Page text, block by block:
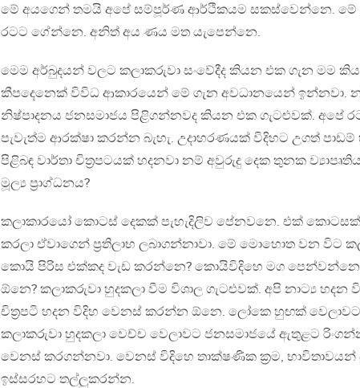
මේ අයගෙන් තමයි අපේ සම්පූර්ණ ආර්ථිකයම සකස්වෙන්නෙ. මේ
රටට ගේන්නෙ. අනිත් අය ණය මත යැපෙන්නෙ.
මෙම අර්බුදයන් වලට කලාකරුවා සංවේදීද කියන එක ගැන මම
කීපදෙනෙක් විවිධ ආකාරයෙන් මේ ගැන අවධානයෙන් ඉන්නවා.
නිෂ්පාදනය ජනසමාජය පිළිගන්නවද කියන එක ගැටළුවක්. අපේ
පැවැත්ම ආරක්ෂා කරන්න බැහැ. උදාහරණයක් විදිහට උගත් පාඩම්
පිළිබඳ වාර්තා චිත්‍රපටයක් හදනවා නම් අවුරුදු දෙක තුනක
මූල්‍ය ප්‍රාග්ධනය?
කලාකාරයෝ කොටස් දෙකක් පැහැදිලිව පේනවනෙ. එක්
කරලා ඒවාගෙන් ප්‍රතිලාභ ලබාගන්නාවා. මේ මොහොත වන විට
කොයි පිරිස එක්කද වැඩ කරන්නෙ? කොයිවිදිහෙ මග
ඕනෙ? කලාකරුවා හුදකලා වීම විශාල ගැටළුවක්. අපි නාට්‍ය
චිත්‍රපටි හදන විදිහ වෙනස් කරන්න ඕනෙ. ලෝකෙ හුඟක්
කලාකරුවා හුදකලා වෙච්ච වෙලාවට ජනසමාජයේ ඇතුළට
වෙනස් කරගන්නවා. වෙනස් විදිහෙ තාක්ෂණික ක්‍රම,
ඉස්සරහට තල්ලුකරන්න.